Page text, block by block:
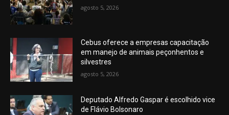
agosto 5, 2026
Cebus oferece a empresas capacitação
em manejo de animais peçonhentos e
silvestres
agosto 5, 2026
Deputado Alfredo Gaspar é escolhido vice
de Flávio Bolsonaro